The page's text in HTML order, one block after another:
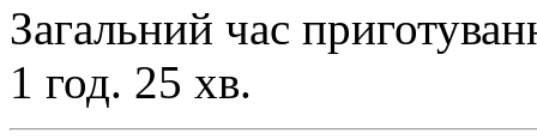
Загальний час
1 год. 25 хв.